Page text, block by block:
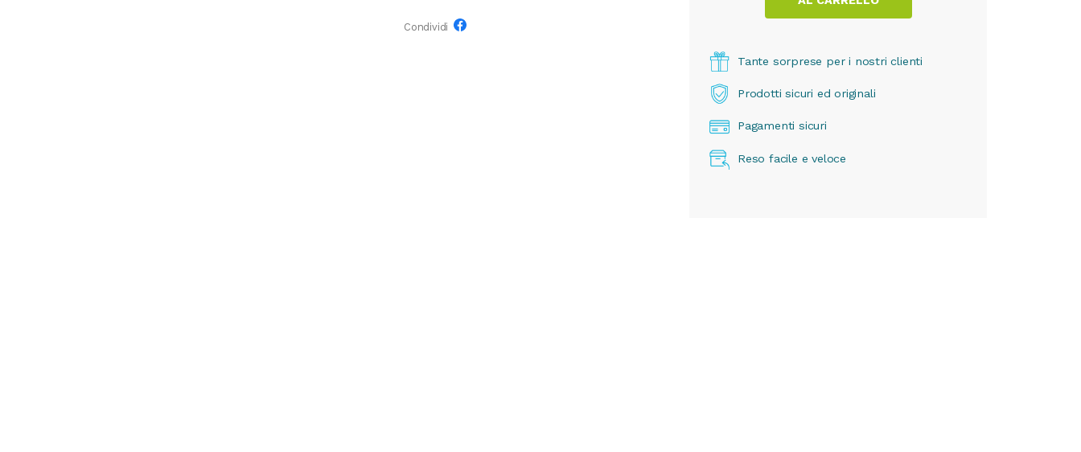
Condividi
Tante sorprese per i nostri clienti
Prodotti sicuri ed originali
Pagamenti sicuri
Reso facile e veloce